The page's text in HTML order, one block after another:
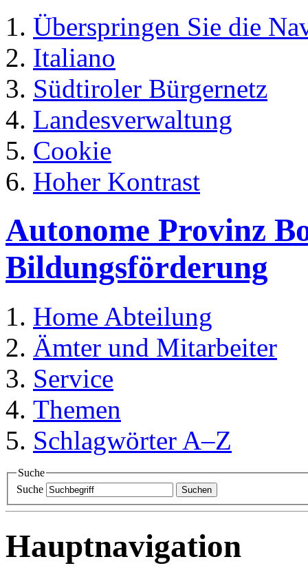
Überspringen Sie die
Italiano
Südtiroler Bürgernetz
Landesverwaltung
Cookie
Hoher Kontrast
Autonome Provinz
Bildungsförderung
Home Abteilung
Ämter und Mitarbeiter
Service
Themen
Schlagwörter A–Z
Suche
Suche
Suchen
Hauptnavigation